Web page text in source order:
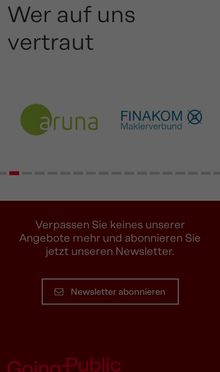
Wer auf uns
vertraut
Verpassen Sie keines unserer
Angebote mehr und abonnieren Sie
jetzt unseren Newsletter.
Newsletter abonnieren